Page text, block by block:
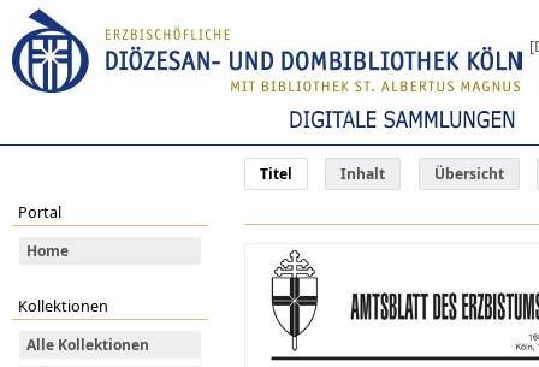
Titel Inhalt Übersicht
Portal
Home
Kollektionen
Alle Kollektionen